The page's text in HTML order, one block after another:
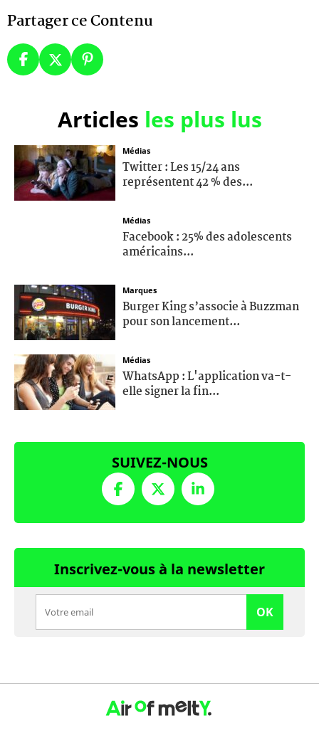
Partager ce Contenu
Articles les plus lus
Médias
Twitter : Les 15/24 ans
représentent 42 % des...
Médias
Facebook : 25% des adolescents
américains...
Marques
Burger King s’associe à Buzzman
pour son lancement...
Médias
WhatsApp : L'application va-t-
elle signer la fin...
SUIVEZ-NOUS
Inscrivez-vous à la newsletter
OK